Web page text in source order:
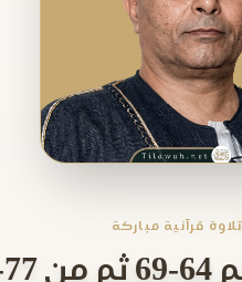
تلاوة قرآنية مباركة